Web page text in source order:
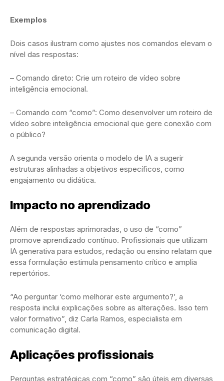
Exemplos
Dois casos ilustram como ajustes nos comandos elevam o
nível das respostas:
– Comando direto: Crie um roteiro de vídeo sobre
inteligência emocional.
– Comando com “como”: Como desenvolver um roteiro de
vídeo sobre inteligência emocional que gere conexão com
o público?
A segunda versão orienta o modelo de IA a sugerir
estruturas alinhadas a objetivos específicos, como
engajamento ou didática.
Impacto no aprendizado
Além de respostas aprimoradas, o uso de “como”
promove aprendizado contínuo. Profissionais que utilizam
IA generativa para estudos, redação ou ensino relatam que
essa formulação estimula pensamento crítico e amplia
repertórios.
“Ao perguntar ‘como melhorar este argumento?’, a
resposta inclui explicações sobre as alterações. Isso tem
valor formativo”, diz Carla Ramos, especialista em
comunicação digital.
Aplicações profissionais
Perguntas estratégicas com “como” são úteis em diversas